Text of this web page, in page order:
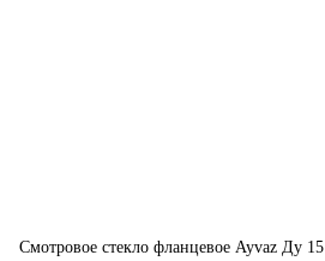
Смотровое стекло фланцевое Ayvaz Ду 15